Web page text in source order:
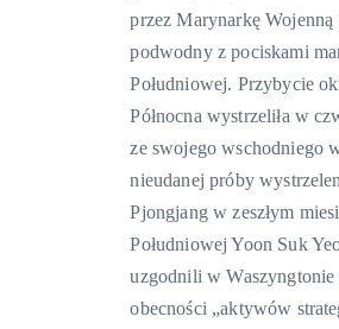
przez Marynarkę
podwodny z pociskami
Południowej. Przybycie
Północna wystrzeliła w
ze swojego wschodniego
nieudanej próby
Pjongjang w zeszłym
Południowej Yoon Suk
uzgodnili w Waszyngtonie
obecności „aktywów